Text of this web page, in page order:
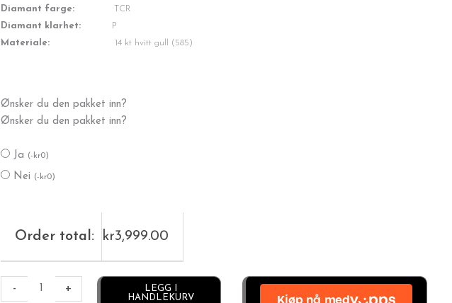
Diamant farge:
TCR
Diamant klarhet:
P
Materiale:
14 kt hvitt gull (585)
Ønsker du den pakket inn?
Ønsker du den pakket inn?
Ja (- kr0)
Nei (- kr0)
Order total: kr3,999.00
-
anheng
0,14
antall
+
LEGG I
HANDLEKURV
Alternative: